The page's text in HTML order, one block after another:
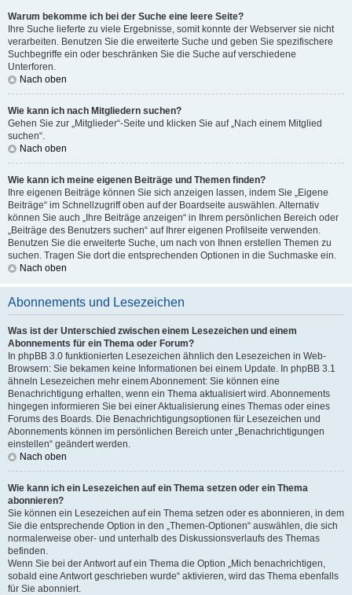
Warum bekomme ich bei der Suche eine leere Seite?
Ihre Suche lieferte zu viele Ergebnisse, somit konnte der Webserver sie nicht
verarbeiten. Benutzen Sie die erweiterte Suche und geben Sie spezifischere
Suchbegriffe ein oder beschränken Sie die Suche auf verschiedene
Unterforen.
Nach oben
Wie kann ich nach Mitgliedern suchen?
Gehen Sie zur „Mitglieder“-Seite und klicken Sie auf „Nach einem Mitglied
suchen“.
Nach oben
Wie kann ich meine eigenen Beiträge und Themen finden?
Ihre eigenen Beiträge können Sie sich anzeigen lassen, indem Sie „Eigene
Beiträge“ im Schnellzugriff oben auf der Boardseite auswählen. Alternativ
können Sie auch „Ihre Beiträge anzeigen“ in Ihrem persönlichen Bereich oder
„Beiträge des Benutzers suchen“ auf Ihrer eigenen Profilseite verwenden.
Benutzen Sie die erweiterte Suche, um nach von Ihnen erstellen Themen zu
suchen. Tragen Sie dort die entsprechenden Optionen in die Suchmaske ein.
Nach oben
Abonnements und Lesezeichen
Was ist der Unterschied zwischen einem Lesezeichen und einem
Abonnements für ein Thema oder Forum?
In phpBB 3.0 funktionierten Lesezeichen ähnlich den Lesezeichen in Web-
Browsern: Sie bekamen keine Informationen bei einem Update. In phpBB 3.1
ähneln Lesezeichen mehr einem Abonnement: Sie können eine
Benachrichtigung erhalten, wenn ein Thema aktualisiert wird. Abonnements
hingegen informieren Sie bei einer Aktualisierung eines Themas oder eines
Forums des Boards. Die Benachrichtigungsoptionen für Lesezeichen und
Abonnements können im persönlichen Bereich unter „Benachrichtigungen
einstellen“ geändert werden.
Nach oben
Wie kann ich ein Lesezeichen auf ein Thema setzen oder ein Thema
abonnieren?
Sie können ein Lesezeichen auf ein Thema setzen oder es abonnieren, in dem
Sie die entsprechende Option in den „Themen-Optionen“ auswählen, die sich
normalerweise ober- und unterhalb des Diskussionsverlaufs des Themas
befinden.
Wenn Sie bei der Antwort auf ein Thema die Option „Mich benachrichtigen,
sobald eine Antwort geschrieben wurde“ aktivieren, wird das Thema ebenfalls
für Sie abonniert.